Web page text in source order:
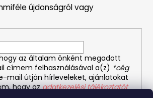
újdonságról vagy
az általam önként megadott
címem felhasználásával a(z) *cég
mail útján hírleveleket, ajánlatokat
hogy azadatkezelési tájékoztatót